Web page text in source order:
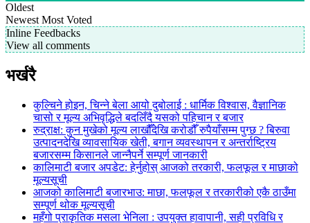
Oldest
Newest Most Voted
Inline Feedbacks
View all comments
भर्खरै
कुल्चिने होइन, चिन्ने बेला आयो दुबोलाई : धार्मिक विश्वास, वैज्ञानिक
चासो र मूल्य अभिवृद्धिले बदलिँदै यसको पहिचान र बजार
रुद्राक्ष: कुन मुखेको मूल्य लाखौँदेखि करोडौँ रुपैयाँसम्म पुग्छ ? बिरुवा
उत्पादनदेखि व्यावसायिक खेती, बगान व्यवस्थापन र अन्तर्राष्ट्रिय
बजारसम्म किसानले जान्नैपर्ने सम्पूर्ण जानकारी
कालिमाटी बजार अपडेट: हेर्नुहोस् आजको तरकारी, फलफूल र माछाको
मूल्यसूची
आजको कालिमाटी बजारभाउ: माछा, फलफूल र तरकारीको एकै ठाउँमा
सम्पूर्ण थोक मूल्यसूची
महँगो प्राकृतिक मसला भेनिला : उपयुक्त हावापानी, सही प्रविधि र